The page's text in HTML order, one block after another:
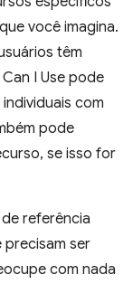
você imagina.
têm
I Use pode
com
pode
se isso for
referência
precisam ser
com nada